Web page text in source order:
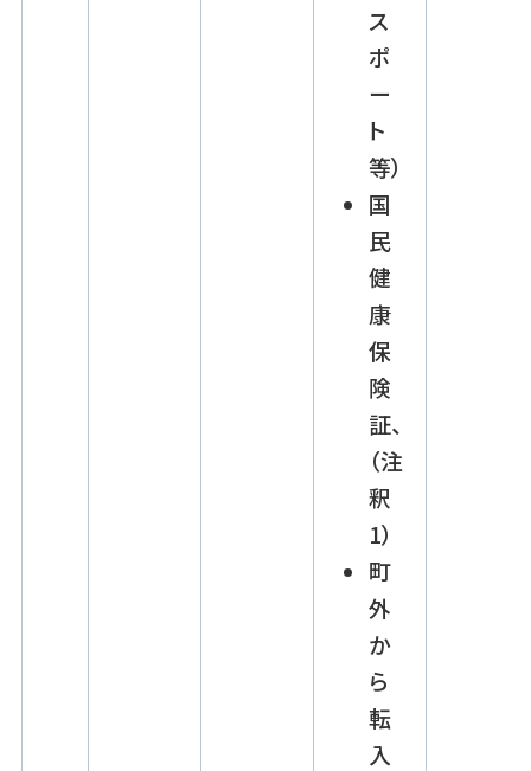
ス
ポ
ー
ト
等）
国
民
健
康
保
険
証、
（注
釈
1）
町
外
か
ら
転
入